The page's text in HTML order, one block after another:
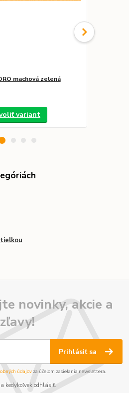
machová zelená
variant
novinky, akcie a
zľavy!
Prihlásiť sa
údajov za účelom zasielania newslettera.
kedykoľvek odhlásiť.